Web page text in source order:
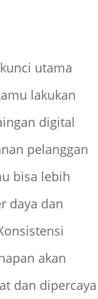
utama
lakukan
digital
pelanggan
bisa lebih
daya dan
akan
dan dipercaya